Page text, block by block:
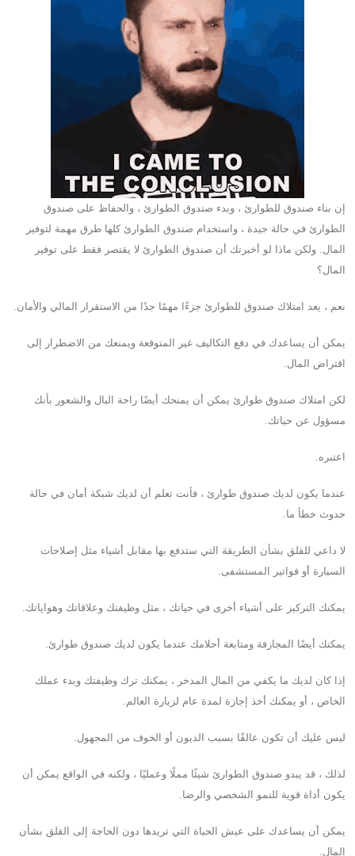
إن بناء صندوق للطوارئ ، وبدء صندوق الطوارئ ، والحفاظ على صندوق
الطوارئ في حالة جيدة ، واستخدام صندوق الطوارئ كلها طرق مهمة لتوفير
المال. ولكن ماذا لو أخبرتك أن صندوق الطوارئ لا يقتصر فقط على توفير
المال؟
نعم ، يعد امتلاك صندوق للطوارئ جزءًا مهمًا جدًا من الاستقرار المالي والأمان.
يمكن أن يساعدك في دفع التكاليف غير المتوقعة ويمنعك من الاضطرار إلى
اقتراض المال.
لكن امتلاك صندوق طوارئ يمكن أن يمنحك أيضًا راحة البال والشعور بأنك
مسؤول عن حياتك.
اعتبره.
عندما يكون لديك صندوق طوارئ ، فأنت تعلم أن لديك شبكة أمان في حالة
حدوث خطأ ما.
لا داعي للقلق بشأن الطريقة التي ستدفع بها مقابل أشياء مثل إصلاحات
السيارة أو فواتير المستشفى.
يمكنك التركيز على أشياء أخرى في حياتك ، مثل وظيفتك وعلاقاتك وهواياتك.
يمكنك أيضًا المجازفة ومتابعة أحلامك عندما يكون لديك صندوق طوارئ.
إذا كان لديك ما يكفي من المال المدخر ، يمكنك ترك وظيفتك وبدء عملك
الخاص ، أو يمكنك أخذ إجازة لمدة عام لزيارة العالم.
ليس عليك أن تكون عالقًا بسبب الديون أو الخوف من المجهول.
لذلك ، قد يبدو صندوق الطوارئ شيئًا مملًا وعمليًا ، ولكنه في الواقع يمكن أن
يكون أداة قوية للنمو الشخصي والرضا.
يمكن أن يساعدك على عيش الحياة التي تريدها دون الحاجة إلى القلق بشأن
المال.